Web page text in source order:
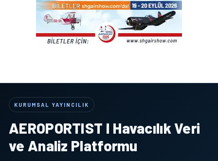
KURUMSAL YAYINCILIK
AEROPORTIST I Havacılık Veri
ve Analiz Platformu